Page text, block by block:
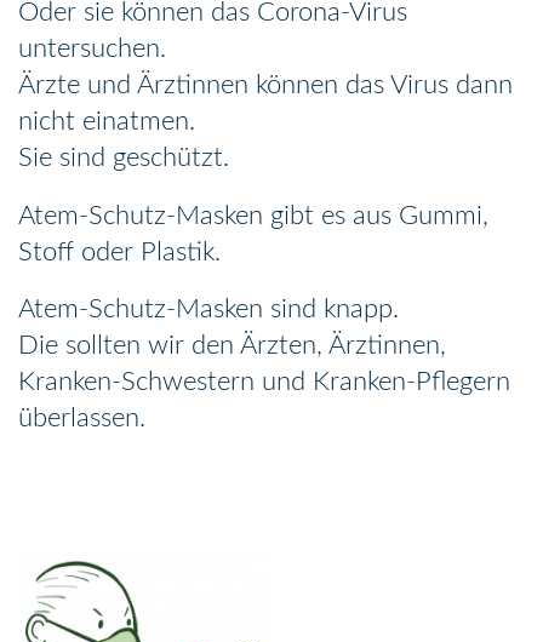
Oder sie können das Corona-Virus
untersuchen.
Ärzte und Ärztinnen können das Virus dann
nicht einatmen.
Sie sind geschützt.
Atem-Schutz-Masken gibt es aus Gummi,
Stoff oder Plastik.
Atem-Schutz-Masken sind knapp.
Die sollten wir den Ärzten, Ärztinnen,
Kranken-Schwestern und Kranken-Pflegern
überlassen.